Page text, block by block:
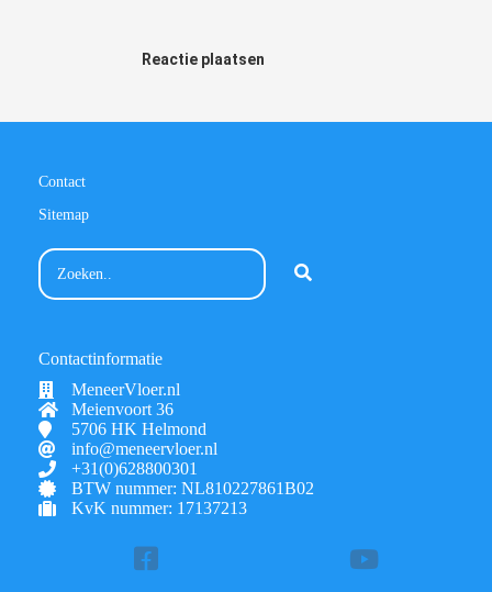
Reactie plaatsen
Contact
Sitemap
Contactinformatie
MeneerVloer.nl
Meienvoort 36
5706 HK Helmond
info@meneervloer.nl
+31(0)628800301
BTW nummer: NL810227861B02
KvK nummer: 17137213